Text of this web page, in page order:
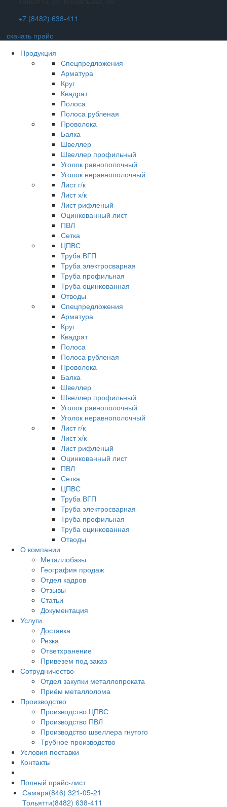
+7 (8482) 638-411
скачать прайс
Продукция
Спецпредложения
Арматура
Круг
Квадрат
Полоса
Полоса рубленая
Проволока
Балка
Швеллер
Швеллер профильный
Уголок равнополочный
Уголок неравнополочный
Лист г/к
Лист х/к
Лист рифленый
Оцинкованный лист
ПВЛ
Сетка
ЦПВС
Труба ВГП
Труба электросварная
Труба профильная
Труба оцинкованная
Отводы
Спецпредложения
Арматура
Круг
Квадрат
Полоса
Полоса рубленая
Проволока
Балка
Швеллер
Швеллер профильный
Уголок равнополочный
Уголок неравнополочный
Лист г/к
Лист х/к
Лист рифленый
Оцинкованный лист
ПВЛ
Сетка
ЦПВС
Труба ВГП
Труба электросварная
Труба профильная
Труба оцинкованная
Отводы
О компании
Металлобазы
География продаж
Отдел кадров
Отзывы
Статьи
Документация
Услуги
Доставка
Резка
Ответхранение
Привезем под заказ
Сотрудничество
Отдел закупки металлопроката
Приём металлолома
Производство
Производство ЦПВС
Производство ПВЛ
Производство швеллера гнутого
Трубное производство
Условия поставки
Контакты
Полный прайс-лист
Самара(846) 321-05-21
Тольятти(8482) 638-411